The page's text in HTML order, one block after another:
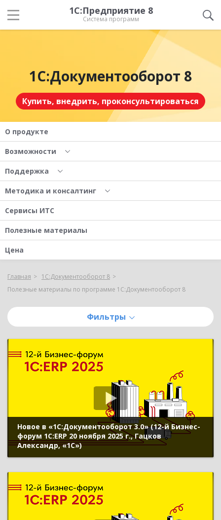
1С:Предприятие 8
Система программ
1С:Документооборот 8
Купить, внедрить, проконсультироваться
О продукте
Возможности
Поддержка
Методика и консалтинг
Сервисы ИТС
Полезные материалы
Цена
Главная
1С:Документооборот 8
Полезные материалы по программе 1С:Документооборот 8
Фильтры
Новое в «1С:Документооборот 3.0» (12-й Бизнес-
форум 1С:ERP 20 ноября 2025 г., Гацков
Александр, «1С»)